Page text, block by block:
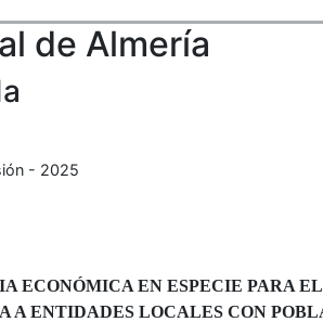
de Almería
- 2025
ECONÓMICA EN ESPECIE PARA
A ENTIDADES LOCALES CON